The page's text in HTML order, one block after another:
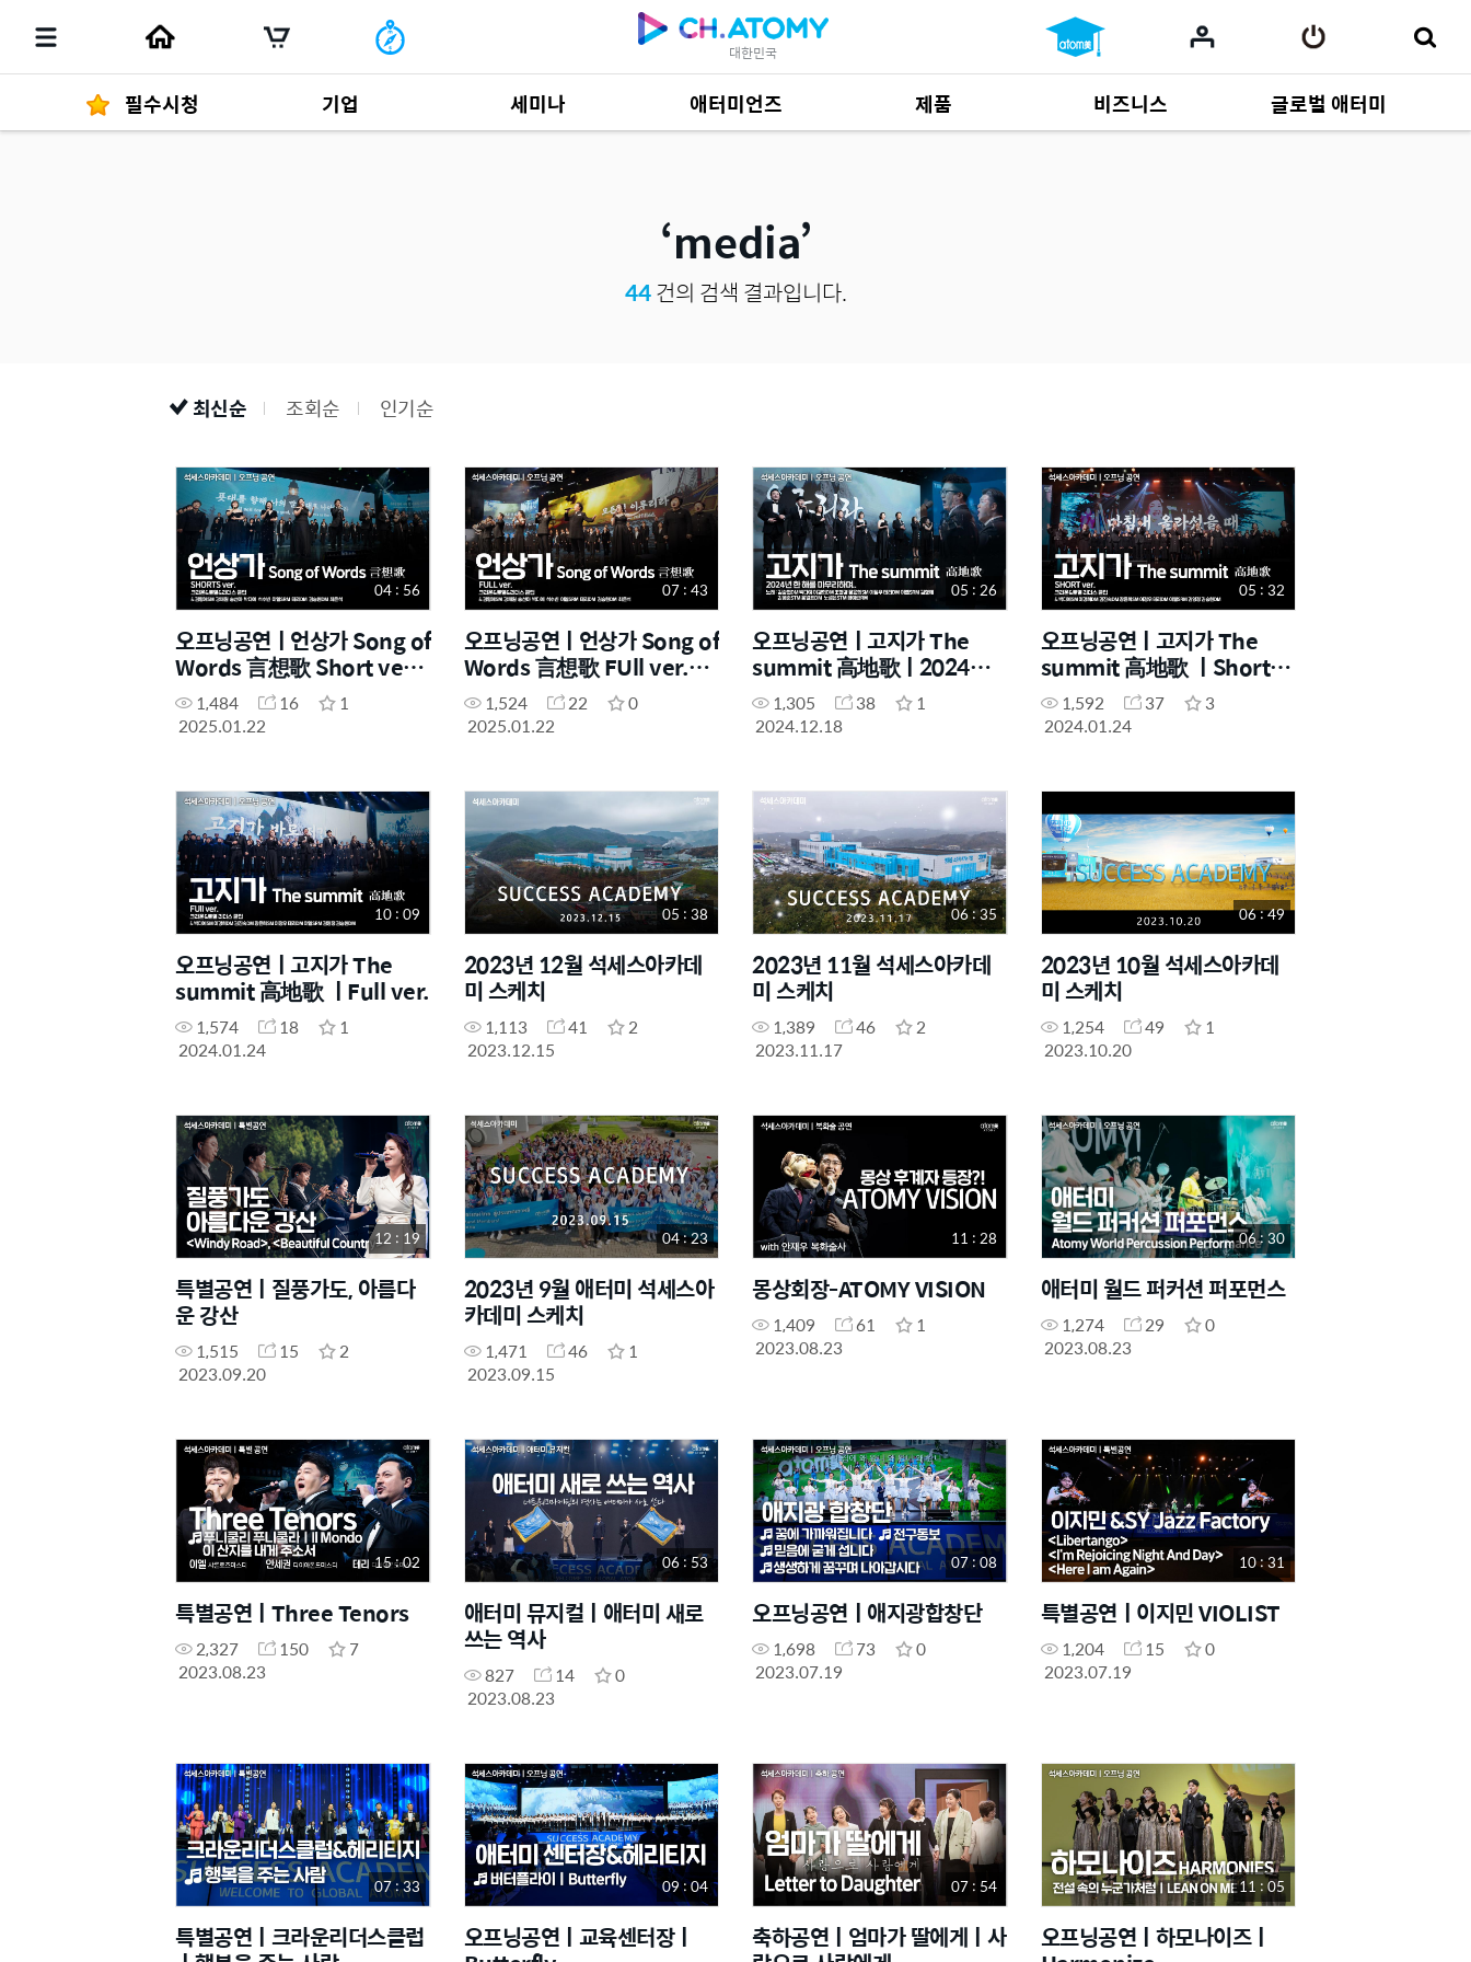
대한민국
필수시청 기업 세미나 애터미언즈 제품
제품 자료685
비즈니스
사업 자료165
글로벌 애터미
media
44건의 검색 결과입니다.
최신순 조회순 인기순
04 : 56
오프닝공연ㅣ언상가 Song of
Words 言想歌 Short ver.
ㅣ2025년 1월 17일 석세스
아카데미
1,484 16
1
2025.01.22
07 : 43
오프닝공연ㅣ언상가 Song of
Words 言想歌 FUll ver.ㅣ
2025년 1월 17일 석세스아
카데미
1,524 22
0
2025.01.22
05 : 26
오프닝공연ㅣ고지가 The
summit 高地歌ㅣ2024년을
마무리하며
1,305 38
1
2024.12.18
05 : 32
오프닝공연ㅣ고지가 The
summit 高地歌 ㅣShort
ver.1,592 37
3
2024.01.24
10 : 09
오프닝공연ㅣ고지가 The
summit 高地歌 ㅣFull ver.
1,574 18
1
2024.01.24
05 : 38
2023년 12월 석세스아카데
미 스케치
1,113 41
2
2023.12.15
06 : 35
2023년 11월 석세스아카데
미 스케치
1,389 46
2
2023.11.17
06 : 49
2023년 10월 석세스아카데
미 스케치
1,254 49
1
2023.10.20
12 : 19
특별공연ㅣ질풍가도, 아름다
운 강산
1,515 15
2
2023.09.20
04 : 23
2023년 9월 애터미 석세스아
카데미 스케치
1,471 46
1
2023.09.15
11 : 28
몽상회장-ATOMY VISION
1,409 61
1
2023.08.23
06 : 30
애터미 월드 퍼커션 퍼포먼스
1,274 29
0
2023.08.23
15 : 02
특별공연ㅣThree Tenors
2,327 150
7
2023.08.23
06 : 53
애터미 뮤지컬ㅣ애터미 새로
쓰는 역사
827 14
0
2023.08.23
07 : 08
오프닝공연ㅣ애지광합창단
1,698 73
0
2023.07.19
10 : 31
특별공연ㅣ이지민 VIOLIST
1,204 15
0
2023.07.19
07 : 33
특별공연ㅣ크라운리더스클럽
09 : 04
오프닝공연ㅣ교육센터장ㅣ
07 : 54
축하공연ㅣ엄마가 딸에게ㅣ사
11 : 05
오프닝공연ㅣ하모나이즈ㅣ